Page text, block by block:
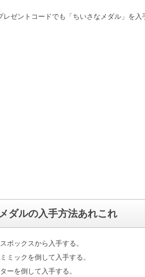
レゼントコードでも「ちいさなメダル」を
ダルの入手方法あれこれ
ボックスから入手する。
ミックを倒して入手する。
ーを倒して入手する。